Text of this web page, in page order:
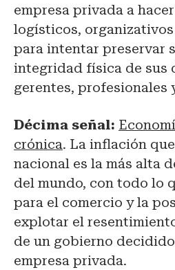
empresa privada a
logísticos,
para intentar preservar
integridad física de sus
gerentes, profesionales
Décima señal:
crónica. La inflación
nacional es la más alta
del mundo, con todo lo
para el comercio y la
explotar el
de un gobierno
empresa privada.